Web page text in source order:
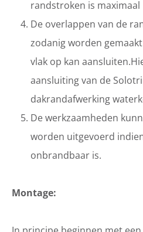
randstroken is maximaal
De overlappen van de
zodanig worden
vlak op kan
aansluiting van de
dakrandafwerking
De werkzaamheden
worden uitgevoerd
onbrandbaar is.
Montage: